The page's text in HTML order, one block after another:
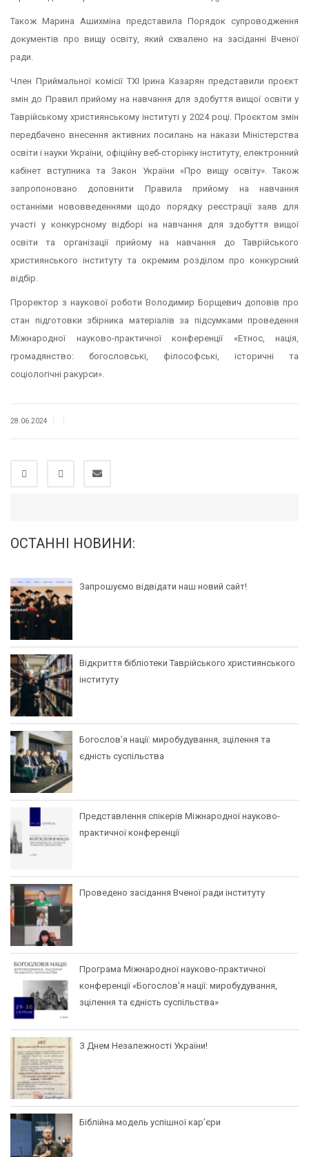
Також Марина Ашихміна представила Порядок супроводження
документів про вищу освіту, який схвалено на засіданні Вченої
ради.
Член Приймальної комісії ТХІ Ірина Казарян представили проєкт
змін до Правил прийому на навчання для здобуття вищої освіти у
Таврійському християнському інституті у 2024 році. Проєктом змін
передбачено внесення активних посилань на накази Міністерства
освіти і науки України, офіційну веб-сторінку інституту, електронний
кабінет вступника та Закон України «Про вищу освіту». Також
запропоновано доповнити Правила прийому на навчання
останніми нововведеннями щодо порядку реєстрації заяв для
участі у конкурсному відборі на навчання для здобуття вищої
освіти та організації прийому на навчання до Таврійського
християнського інституту та окремим розділом про конкурсний
відбір.
Проректор з наукової роботи Володимир Борщевич доповів про
стан підготовки збірника матеріалів за підсумками проведення
Міжнародної науково-практичної конференції «Етнос, нація,
громадянство: богословські, філософські, історичні та
соціологічні ракурси».
28.06.2024
ОСТАННІ НОВИНИ:
Запрошуємо відвідати наш новий сайт!
Відкриття бібліотеки Таврійського християнського
інституту
Богослов’я нації: миробудування, зцілення та
єдність суспільства
Представлення спікерів Міжнародної науково-
практичної конференції
Проведено засідання Вченої ради інституту
Програма Міжнародної науково-практичної
конференції «Богослов’я нації: миробудування,
зцілення та єдність суспільства»
З Днем Незалежності України!
Біблійна модель успішної кар’єри